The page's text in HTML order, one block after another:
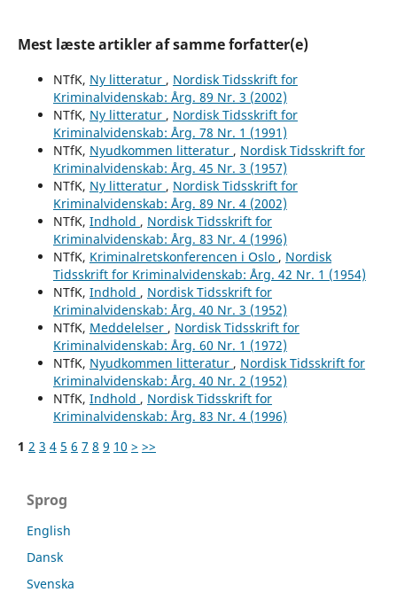
Mest læste artikler af samme forfatter(e)
NTfK, Ny litteratur , Nordisk Tidsskrift for
Kriminalvidenskab: Årg. 89 Nr. 3 (2002)
NTfK, Ny litteratur , Nordisk Tidsskrift for
Kriminalvidenskab: Årg. 78 Nr. 1 (1991)
NTfK, Nyudkommen litteratur , Nordisk Tidsskrift for
Kriminalvidenskab: Årg. 45 Nr. 3 (1957)
NTfK, Ny litteratur , Nordisk Tidsskrift for
Kriminalvidenskab: Årg. 89 Nr. 4 (2002)
NTfK, Indhold , Nordisk Tidsskrift for
Kriminalvidenskab: Årg. 83 Nr. 4 (1996)
NTfK, Kriminalretskonferencen i Oslo , Nordisk
Tidsskrift for Kriminalvidenskab: Årg. 42 Nr. 1 (1954)
NTfK, Indhold , Nordisk Tidsskrift for
Kriminalvidenskab: Årg. 40 Nr. 3 (1952)
NTfK, Meddelelser , Nordisk Tidsskrift for
Kriminalvidenskab: Årg. 60 Nr. 1 (1972)
NTfK, Nyudkommen litteratur , Nordisk Tidsskrift for
Kriminalvidenskab: Årg. 40 Nr. 2 (1952)
NTfK, Indhold , Nordisk Tidsskrift for
Kriminalvidenskab: Årg. 83 Nr. 4 (1996)
1 2 3 4 5 6 7 8 9 10 > >>
Sprog
English
Dansk
Svenska